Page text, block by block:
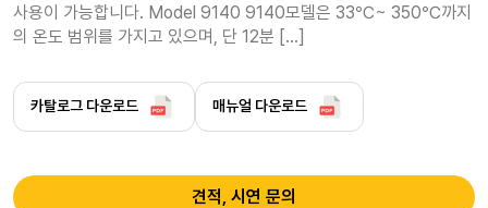
사용이 가능합니다. Model 9140 9140모델은 33℃~ 350℃까지
의 온도 범위를 가지고 있으며, 단 12분 […]
카탈로그 다운로드 매뉴얼 다운로드
견적, 시연 문의